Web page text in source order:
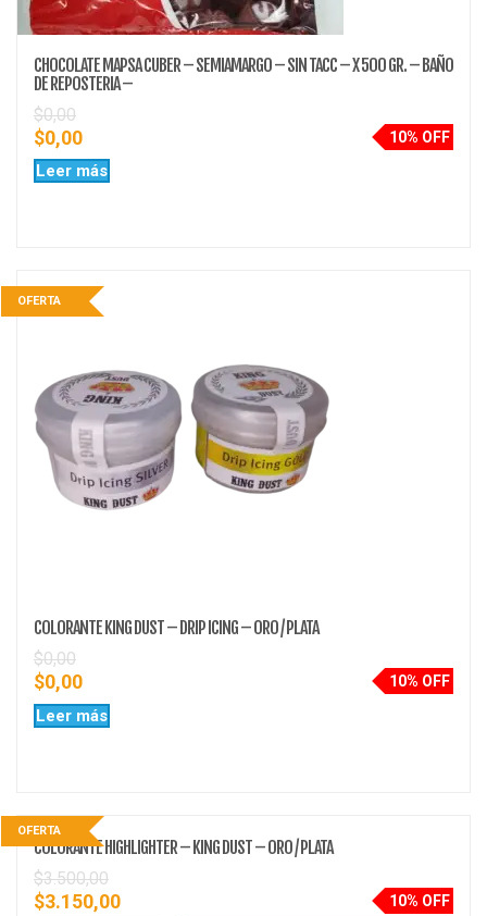
CHOCOLATE MAPSA CUBER – SEMIAMARGO – SIN TACC – X 500 GR. – BAÑO
DE REPOSTERIA –
10% OFF
$0,00
$0,00
Leer más
OFERTA
COLORANTE KING DUST – DRIP ICING – ORO / PLATA
10% OFF
$0,00
$0,00
Leer más
OFERTA
COLORANTE HIGHLIGHTER – KING DUST – ORO / PLATA
10% OFF
$3.500,00
$3.150,00